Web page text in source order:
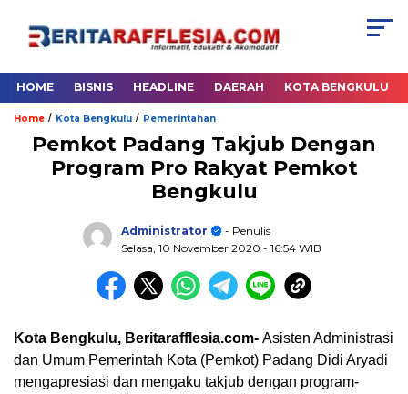
HOME BISNIS HEADLINE DAERAH KOTA BENGKULU
Home / Kota Bengkulu / Pemerintahan
Pemkot Padang Takjub Dengan
Program Pro Rakyat Pemkot
Bengkulu
Administrator
- Penulis
Selasa, 10 November 2020 - 16:54 WIB
Kota Bengkulu, Beritarafflesia.com- Asisten Administrasi
dan Umum Pemerintah Kota (Pemkot) Padang Didi Aryadi
mengapresiasi dan mengaku takjub dengan program-